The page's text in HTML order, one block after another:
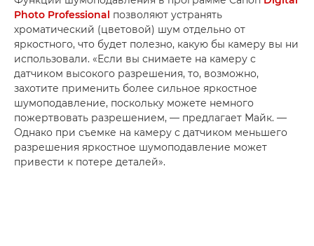
Photo Professional позволяют устранять
хроматический (цветовой) шум отдельно от
яркостного, что будет полезно, какую бы камеру вы ни
использовали. «Если вы снимаете на камеру с
датчиком высокого разрешения, то, возможно,
захотите применить более сильное яркостное
шумоподавление, поскольку можете немного
пожертвовать разрешением, — предлагает Майк. —
Однако при съемке на камеру с датчиком меньшего
разрешения яркостное шумоподавление может
привести к потере деталей».